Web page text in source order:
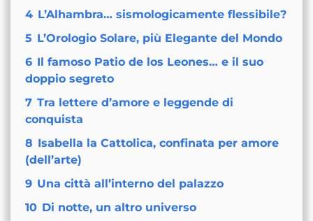
4 L’Alhambra… sismologicamente flessibile?
5 L’Orologio Solare, più Elegante del Mondo
6 Il famoso Patio de los Leones… e il suo
doppio segreto
7 Tra lettere d’amore e leggende di
conquista
8 Isabella la Cattolica, confinata per amore
(dell’arte)
9 Una città all’interno del palazzo
10 Di notte, un altro universo